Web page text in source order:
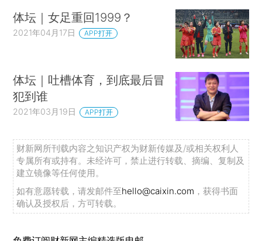
体坛｜女足重回1999？
2021年04月17日 APP打开
体坛｜吐槽体育，到底最后冒
犯到谁
2021年03月19日 APP打开
财新网所刊载内容之知识产权为财新传媒及/或相关权利人
专属所有或持有。未经许可，禁止进行转载、摘编、复制及
建立镜像等任何使用。
如有意愿转载，请发邮件至hello@caixin.com ，获得书面
确认及授权后，方可转载。